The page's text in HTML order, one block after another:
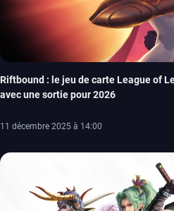
Riftbound : le jeu de carte League of
avec une sortie pour 2026
11 décembre 2025 à 14:00